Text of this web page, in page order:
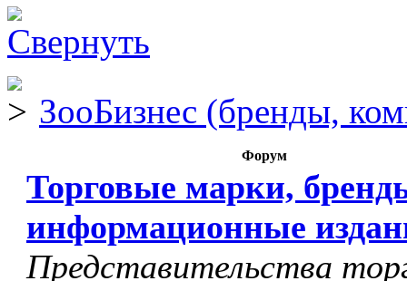
ЗооБизнес (бренды,
Форум
Торговые марки,
информационные
Представительства